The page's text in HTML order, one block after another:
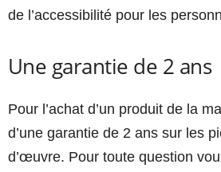
de l’accessibilité pour les
Une garantie de 2 ans
Pour l’achat d’un produit de la
d’une garantie de 2 ans sur les
d’œuvre. Pour toute question